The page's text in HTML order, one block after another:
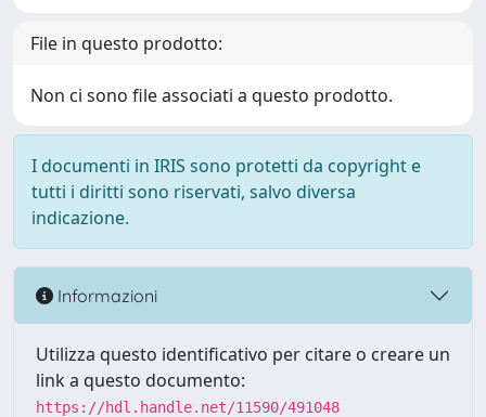
File in questo prodotto:
Non ci sono file associati a questo prodotto.
I documenti in IRIS sono protetti da copyright e
tutti i diritti sono riservati, salvo diversa
indicazione.
Informazioni
Utilizza questo identificativo per citare o creare un
link a questo documento:
https://hdl.handle.net/11590/491048